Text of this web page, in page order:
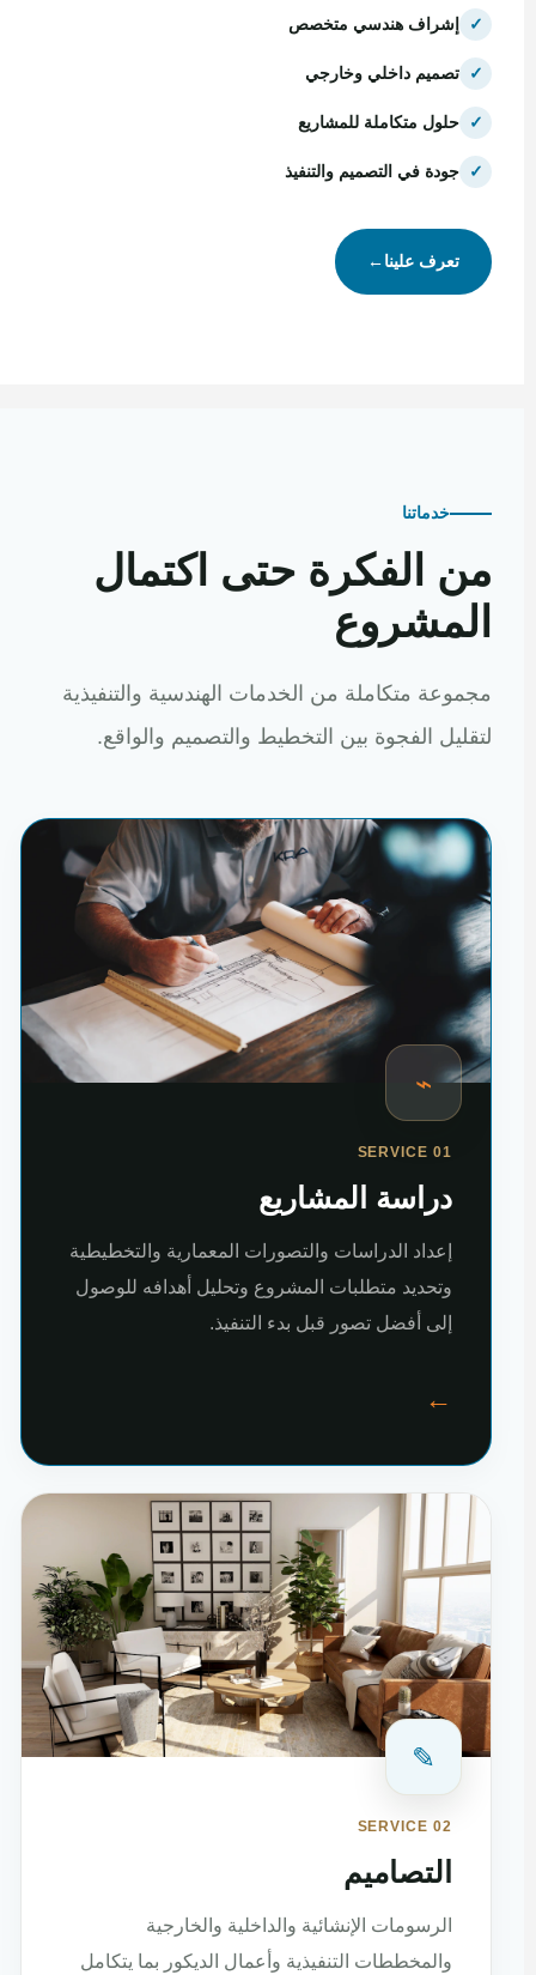
✓ إشراف هندسي متخصص
✓ تصميم داخلي وخارجي
✓ حلول متكاملة للمشاريع
✓ جودة في التصميم والتنفيذ
تعرف علينا←
خدماتنا
من الفكرة حتى اكتمال
المشروع
مجموعة متكاملة من الخدمات الهندسية والتنفيذية
لتقليل الفجوة بين التخطيط والتصميم والواقع.
⌁
SERVICE 01
دراسة المشاريع
إعداد الدراسات والتصورات المعمارية والتخطيطية
وتحديد متطلبات المشروع وتحليل أهدافه للوصول
إلى أفضل تصور قبل بدء التنفيذ.
←
✎
SERVICE 02
التصاميم
الرسومات الإنشائية والداخلية والخارجية
والمخططات التنفيذية وأعمال الديكور بما يتكامل